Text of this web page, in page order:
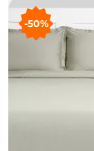
-50%